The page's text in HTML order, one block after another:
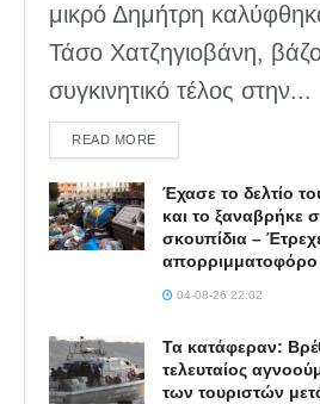
μικρό Δημήτρη
Τάσο Χατζηγιοβάνη,
συγκινητικό τέλος στην...
READ MOREDETAILS
Έχασε το δελτίο
και το ξαναβρήκε
σκουπίδια –
απορριμματοφόρο
04-08-26 22:02
Τα κατάφεραν:
τελευταίος
των τουριστών